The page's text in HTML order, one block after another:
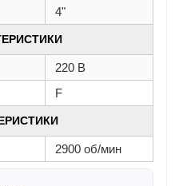
4"
220 В
F
2900 об/мин